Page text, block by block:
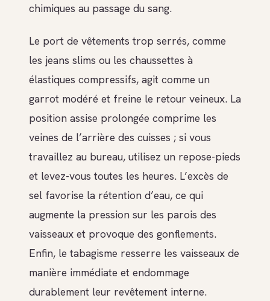
chimiques au passage du sang.
Le port de vêtements trop serrés, comme
les jeans slims ou les chaussettes à
élastiques compressifs, agit comme un
garrot modéré et freine le retour veineux. La
position assise prolongée comprime les
veines de l’arrière des cuisses ; si vous
travaillez au bureau, utilisez un repose-pieds
et levez-vous toutes les heures. L’excès de
sel favorise la rétention d’eau, ce qui
augmente la pression sur les parois des
vaisseaux et provoque des gonflements.
Enfin, le tabagisme resserre les vaisseaux de
manière immédiate et endommage
durablement leur revêtement interne.